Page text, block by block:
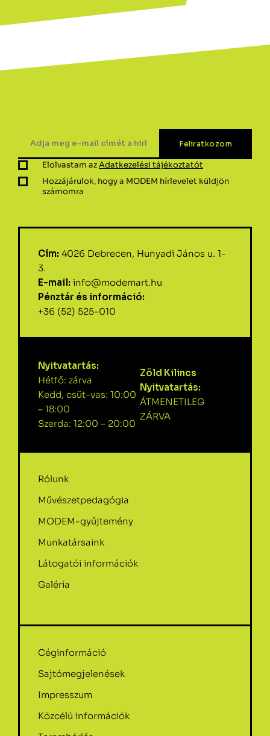
Elolvastam azAdatkezelési tájékoztatót
Hozzájárulok, hogy a MODEM hírlevelet küldjön
számomra
Cím: 4026 Debrecen, Hunyadi János u. 1-
3.
E-mail: info@modemart.hu
Pénztár és információ:
+36 (52) 525-010
Nyitvatartás:
Hétfő: zárva
Kedd, csüt-vas: 10:00
– 18:00
Szerda: 12:00 – 20:00
Zöld Kilincs
Nyitvatartás:
ÁTMENETILEG
ZÁRVA
Rólunk
Művészetpedagógia
MODEM-gyűjtemény
Munkatársaink
Látogatói információk
Galéria
Céginformáció
Sajtómegjelenések
Impresszum
Közcélú információk